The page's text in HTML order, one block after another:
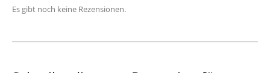
Es gibt noch keine Rezensionen.